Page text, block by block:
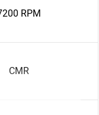
RPM
CMR